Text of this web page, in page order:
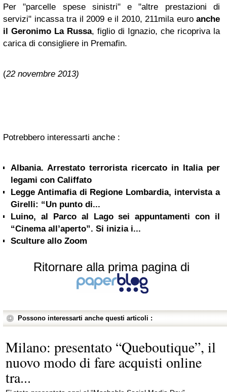
Per "parcelle spese sinistri" e "altre prestazioni di
servizi" incassa tra il 2009 e il 2010, 211mila euro anche
il Geronimo La Russa, figlio di Ignazio, che ricopriva la
carica di consigliere in Premafin.
(22 novembre 2013)
Potrebbero interessarti anche :
Albania. Arrestato terrorista ricercato in Italia per
legami con Califfato
Legge Antimafia di Regione Lombardia, intervista a
Girelli: “Un punto di...
Luino, al Parco al Lago sei appuntamenti con il
“Cinema all’aperto”. Si inizia i...
Sculture allo Zoom
Ritornare alla prima pagina di
Possono interessarti anche questi articoli :
Milano: presentato “Queboutique”, il
nuovo modo di fare acquisti online
tra...